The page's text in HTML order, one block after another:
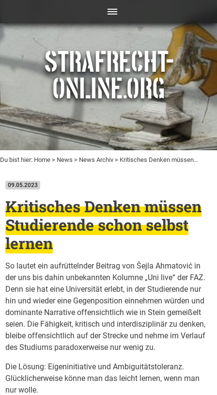
STRAFRECHT-
ONLINE.ORG
Du bist hier: Home > News > News Archiv > Kritisches Denken müssen…
09.05.2023
Kritisches Denken müssen
Studierende schon selbst
lernen
So lautet ein aufrüttelnder Beitrag von Šejla Ahmatović in
der uns bis dahin unbekannten Kolumne „Uni live“ der FAZ.
Denn sie hat eine Universität erlebt, in der Studierende nur
hin und wieder eine Gegenposition einnehmen würden und
dominante Narrative offensichtlich wie in Stein gemeißelt
seien. Die Fähigkeit, kritisch und interdisziplinär zu denken,
bleibe offensichtlich auf der Strecke und nehme im Verlauf
des Studiums paradoxerweise nur wenig zu.
Die Lösung: Eigeninitiative und Ambiguitätstoleranz.
Glücklicherweise könne man das leicht lernen, wenn man
nur wolle.